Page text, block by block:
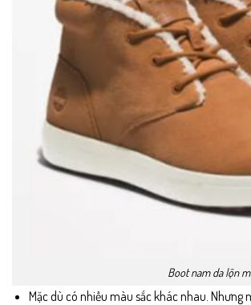
Boot nam da lộn
Mặc dù có nhiều màu sắc khác nhau. Nhưng